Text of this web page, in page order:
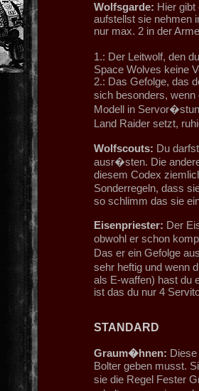
Wolfsgarde: Hier gibt
aufstellst sie nehmen
nur max. 2 in der
1.: Der Leitwolf, den
Space Wolves keine
2.: Das Gefolge, das
sich besonders,
Modell in
Land Raider setzt,
Wolfscouts: Du
ausr�sten. Die
diesem Codex
Sonderregeln, dass
so schlimm das sie
Eisenpriester: Der
obwohl er schon
Das er ein Gefolge
sehr heftig und wenn
als E-waffen) hast du
ist das du nur 4
STANDARD
Graum�hnen:
Bolter geben musst.
sie die Regel Fester